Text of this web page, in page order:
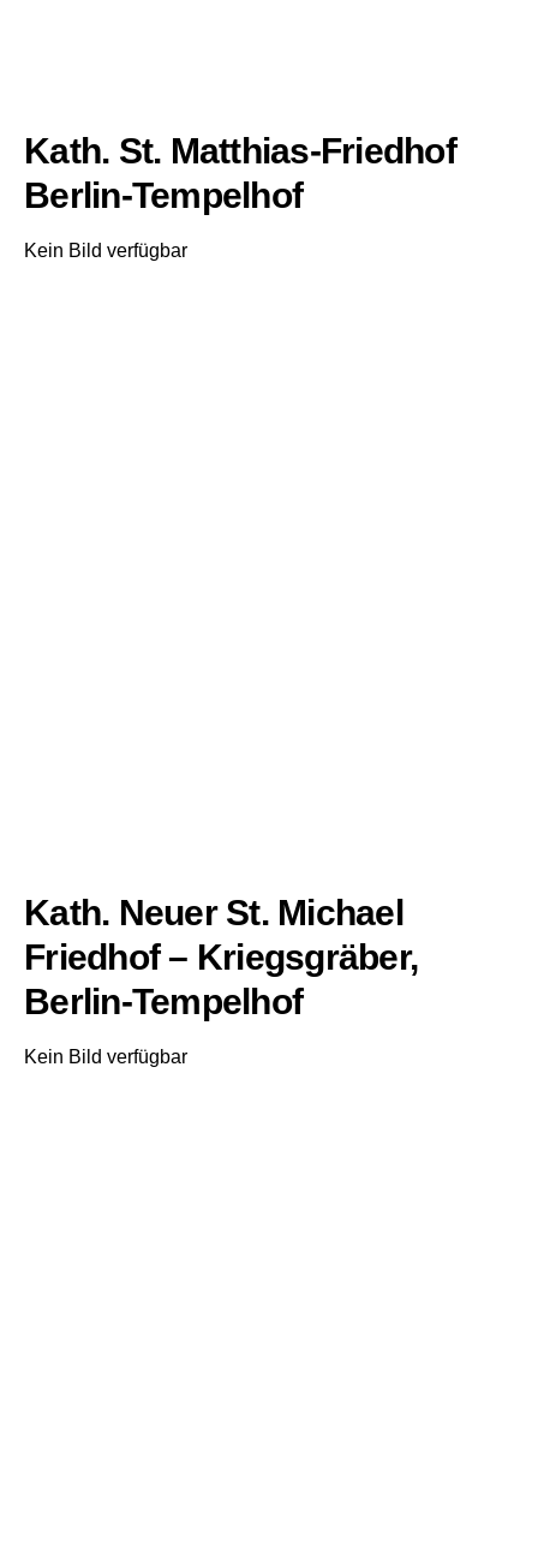
Kath. St. Matthias-Friedhof
Berlin-Tempelhof
Kein Bild verfügbar
Kath. Neuer St. Michael
Friedhof – Kriegsgräber,
Berlin-Tempelhof
Kein Bild verfügbar